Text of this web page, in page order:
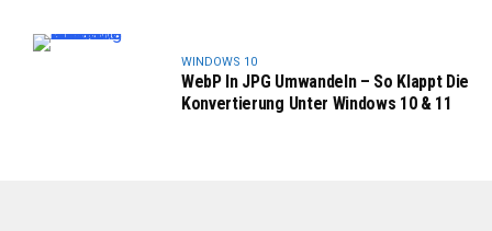
WINDOWS 10
WebP In JPG Umwandeln – So Klappt Die
Konvertierung Unter Windows 10 & 11